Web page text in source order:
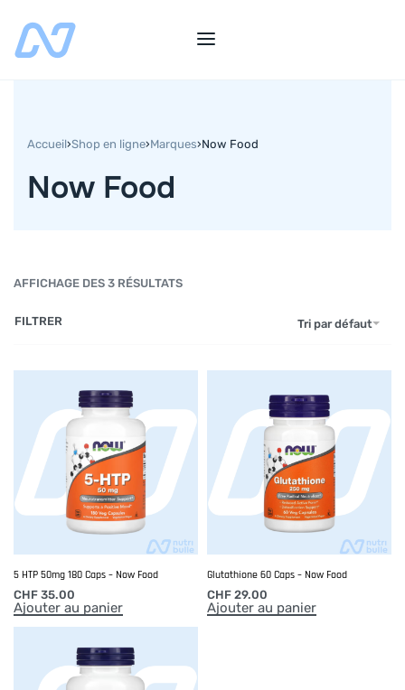
Accueil›Shop en ligne›Marques›Now Food
Now Food
AFFICHAGE DES 3 RÉSULTATS
Tri par défaut
FILTRER
5 HTP 50mg 180 Caps – Now Food
CHF 35.00
Ajouter au panier
Glutathione 60 Caps – Now Food
CHF 29.00
Ajouter au panier